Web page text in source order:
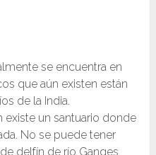
se encuentra en
que aún existen están
de la India.
un santuario donde
No se puede tener
delfín de río Ganges